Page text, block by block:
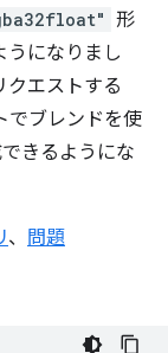
形
うになりまし
クエストする
でブレンドを使
きるようにな
、 問題